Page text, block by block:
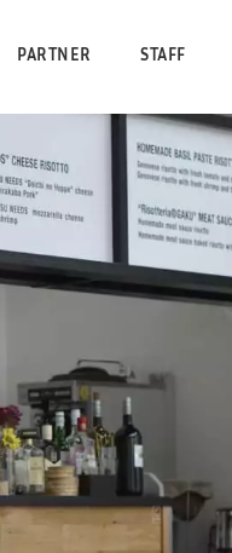
PARTNER STAFF